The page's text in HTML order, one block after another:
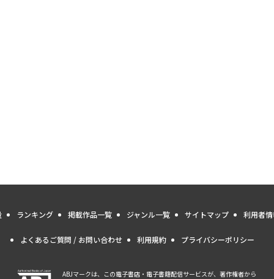
ランキング 掲載作品一覧 ジャンル一覧 サイトマップ 利用者
よくあるご質問 / お問い合わせ 利用規約 プライバシーポリシー
ABJマークは、この電子書店・電子書籍配信サービスが、著作権者から